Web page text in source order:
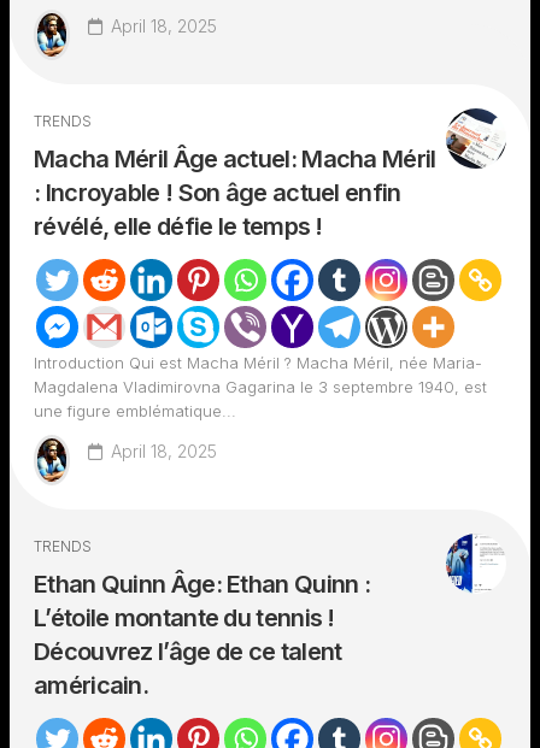
April 18, 2025
TRENDS
Macha Méril Âge actuel: Macha Méril
: Incroyable ! Son âge actuel enfin
révélé, elle défie le temps !
Introduction Qui est Macha Méril ? Macha Méril, née Maria-
Magdalena Vladimirovna Gagarina le 3 septembre 1940, est
une figure emblématique...
April 18, 2025
TRENDS
Ethan Quinn Âge: Ethan Quinn :
L’étoile montante du tennis !
Découvrez l’âge de ce talent
américain.